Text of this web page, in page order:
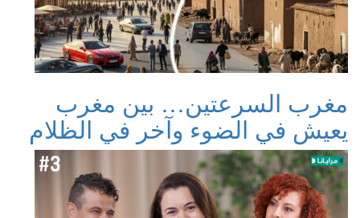
مغرب السرعتين… بين مغرب
يعيش في الضوء وآخر في الظلام